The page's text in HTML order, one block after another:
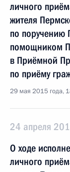
личного
жителя
по поручению
помощником
в Приёмной
по приёму
29 мая 2015 года,
24 апреля
О ходе
личного